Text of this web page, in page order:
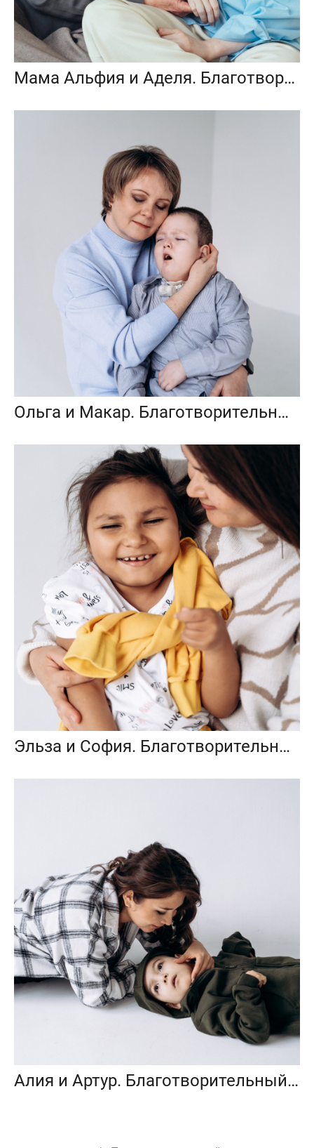
Мама Альфия и Аделя. Благотворительный фотопроект «Любить до неба»
Ольга и Макар. Благотворительный фотопроект «Любить до неба»
Эльза и София. Благотворительный фотопроект «Любить до неба»
Алия и Артур. Благотворительный фотопроект «Любить до неба»